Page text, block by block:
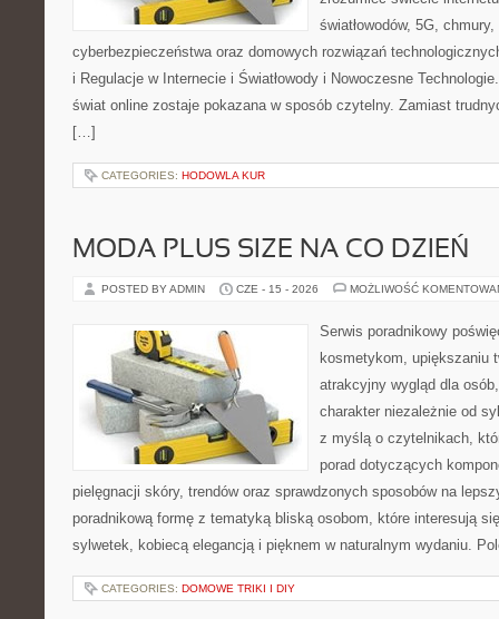
światłowodów, 5G,
cyberbezpieczeństwa oraz domowych rozwiązań
i Regulacje w Internecie i Światłowody i Nowoczesne
świat online zostaje pokazana w sposób czytelny. Zamiast
[…]
CATEGORIES: HODOWLA KUR
MODA PLUS SIZE NA CO DZIEŃ
POSTED BY ADMIN CZE - 15 - 2026 MOŻLIWOŚĆ
Serwis poradnikowy
kosmetykom, upiększaniu
atrakcyjny wygląd dla
charakter niezależnie od
z myślą o czytelnikach,
porad dotyczących
pielęgnacji skóry, trendów oraz sprawdzonych sposobów na
poradnikową formę z tematyką bliską osobom, które interesują
sylwetek, kobiecą elegancją i pięknem w naturalnym wydaniu.
CATEGORIES: DOMOWE TRIKI I DIY